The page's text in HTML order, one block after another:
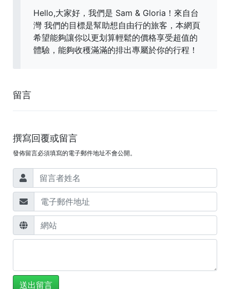
Hello,大家好，我們是 Sam & Gloria！來自台
灣 我們的目標是幫助想自由行的旅客，本網頁
希望能夠讓你以更划算輕鬆的價格享受超值的
體驗，能夠收穫滿滿的排出專屬於你的行程！
留言
撰寫回覆或留言
發佈留言必須填寫的電子郵件地址不會公開。